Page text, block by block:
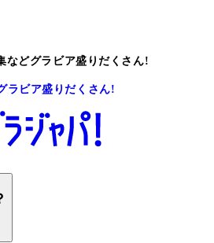
などグラビア盛りだくさん!
ラビア盛りだくさん!